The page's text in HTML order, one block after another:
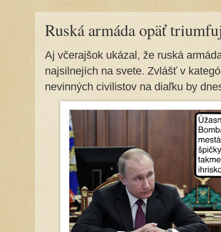
Ruská armáda opäť
Aj včerajšok ukázal, že ruská
najsilnejích na svete. Zvlášť v
nevinných civilistov na diaľku by